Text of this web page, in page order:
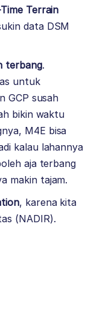
Terrain
data DSM
terbang.
untuk
GCP susah
bikin waktu
M4E bisa
kalau lahannya
aja terbang
makin tajam.
, karena kita
(NADIR).